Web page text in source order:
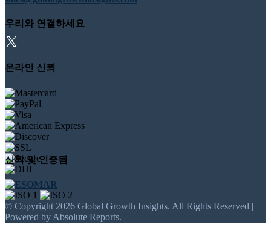
우리와 연결하세요
온라인 신뢰
신뢰 및 인증됨
© Copyright 2026 Global Growth Insights. All Rights Reserved |
Powered by Absolute Reports.